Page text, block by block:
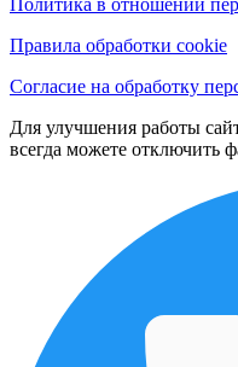
Политика в отношении
Правила обработки cookie
Согласие на обработку
Для улучшения работы
всегда можете отключить